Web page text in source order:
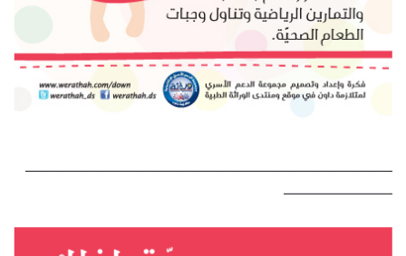
———————————————————————————
————————